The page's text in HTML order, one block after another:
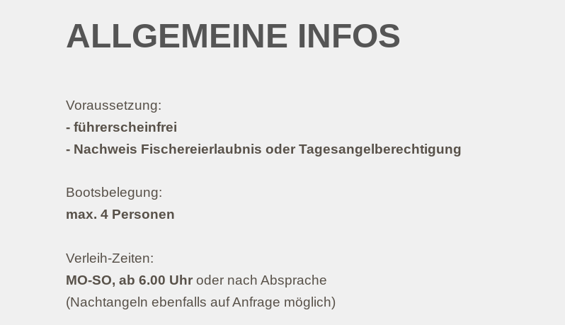
ALLGEMEINE INFOS
Voraussetzung:
- führerscheinfrei
- Nachweis Fischereierlaubnis oder Tagesangelberechtigung
Bootsbelegung:
max. 4 Personen
Verleih-Zeiten:
MO-SO, ab 6.00 Uhr oder nach Absprache
(Nachtangeln ebenfalls auf Anfrage möglich)